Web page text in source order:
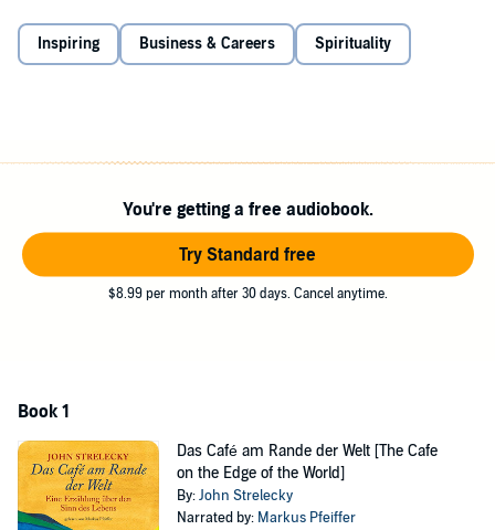
Eigentlich will er nur kurz Rast machen, doch dann entdeckt er auf
der Speisekarte neben dem Menü des Tages drei Fragen: "Warum
führen ihn gedanklich weit weg von seiner Vorstandsetage an die
zum Leben und zu seinen Beziehungen, und er erfährt, wie viel man
von einer weisen grünen Meeresschildkröte lernen kann. So gerät
diese Reise letztlich zu einer Reise zum eigenen Selbst. Ein ebenso
lebendig geschriebenes, humorvolles wie anrührendes Hörbuch.
Inspiring Business & Careers Spirituality
You're getting a free audiobook.
Try Standard free
$8.99 per month after 30 days. Cancel anytime.
Book 1
Das Café am Rande der Welt [The Cafe
on the Edge of the World]
By:John Strelecky
Narrated by: Markus Pfeiffer